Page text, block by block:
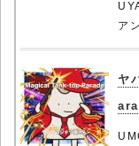
ア
ヤ